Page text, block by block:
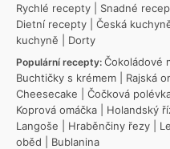
Rychlé recepty
Snadné
Dietní recepty
Česká
kuchyně
Dorty
Populární recepty: Čokoládové
Buchtičky s krémem
Rajská
Cheesecake
Čočková
Koprová omáčka
Holandský
Langoše
Hraběnčiny řezy
oběd
Bublanina